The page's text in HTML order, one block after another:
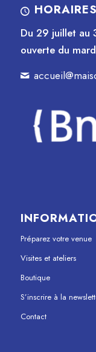
HORAIRES
Du 29 juillet au
ouverte du
Préparez votre venue
Visites et ateliers
Boutique
S’inscrire à la
Contact